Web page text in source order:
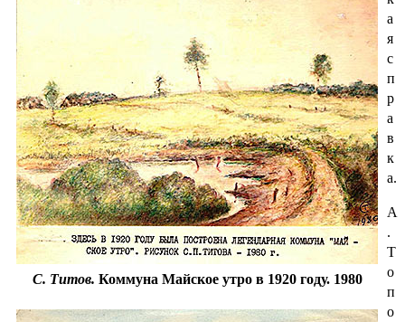
С. Титов. Коммуна Майское утро в 1920 году. 1980
а
я
с
п
р
а
в
к
а.
А
.
Т
о
п
о